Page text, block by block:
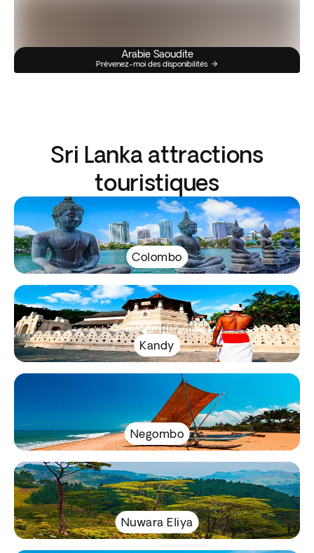
Arabie Saoudite
Prévenez-moi des disponibilités
Sri Lanka attractions
touristiques
Colombo
Kandy
Negombo
Nuwara Eliya